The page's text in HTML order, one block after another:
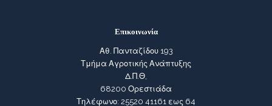
Επικοινωνία
Αθ. Πανταζίδου 193
Τμήμα Αγροτικής Ανάπτυξης
Δ.Π.Θ,
68200 Ορεστιάδα
Τηλέφωνο: 25520 41161 εως 64